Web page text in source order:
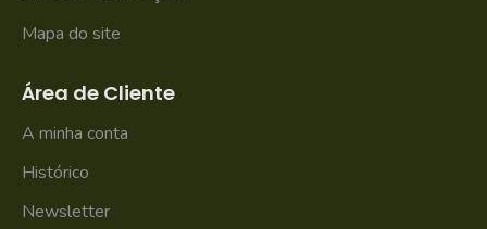
Mapa do site
Área de Cliente
A minha conta
Histórico
Newsletter